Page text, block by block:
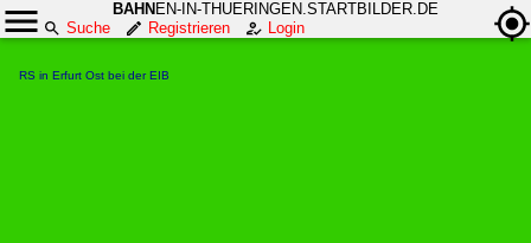
BAHN EN-IN-THUERINGEN.STARTBILDER.DE
Suche
Registrieren Login
RS in Erfurt Ost bei der EIB